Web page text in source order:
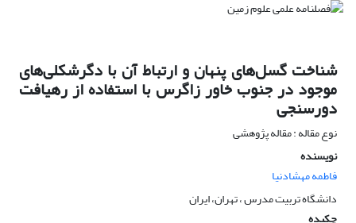
شناخت گسل‌های پنهان و ارتباط آن با دگرشکلی‌‌های
موجود در جنوب خاور زاگرس با استفاده از رهیافت
دورسنجی
نوع مقاله : مقاله پژوهشی
نویسنده
فاطمه مهشادنیا
دانشگاه تربیت مدرس ، تهران، ایران